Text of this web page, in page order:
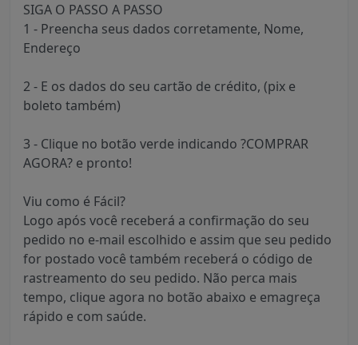
SIGA O PASSO A PASSO
1 - Preencha seus dados corretamente, Nome,
Endereço
2 - E os dados do seu cartão de crédito, (pix e
boleto também)
3 - Clique no botão verde indicando ?COMPRAR
AGORA? e pronto!
Viu como é Fácil?
Logo após você receberá a confirmação do seu
pedido no e-mail escolhido e assim que seu pedido
for postado você também receberá o código de
rastreamento do seu pedido. Não perca mais
tempo, clique agora no botão abaixo e emagreça
rápido e com saúde.